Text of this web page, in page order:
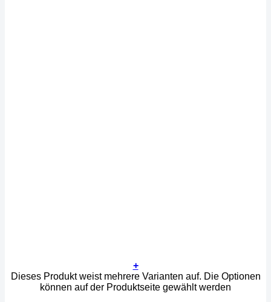
+
Dieses Produkt weist mehrere Varianten auf. Die Optionen
können auf der Produktseite gewählt werden